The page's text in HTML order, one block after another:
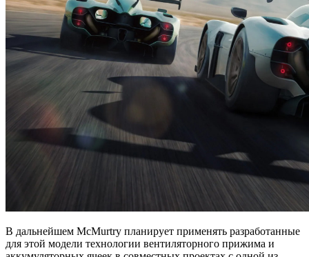
В дальнейшем McMurtry планирует применять разработанные
для этой модели технологии вентиляторного прижима и